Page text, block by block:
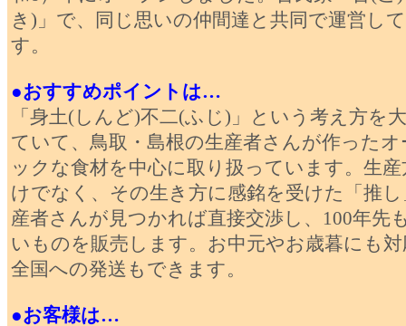
き)」で、同じ思いの仲間達と共同で運営し
す。
●おすすめポイントは…
「身土(しんど)不二(ふじ)」という考え方を
ていて、鳥取・島根の生産者さんが作ったオ
ックな食材を中心に取り扱っています。生産
けでなく、その生き方に感銘を受けた「推
産者さんが見つかれば直接交渉し、100年先
いものを販売します。お中元やお歳暮にも
全国への発送もできます。
●お客様は…